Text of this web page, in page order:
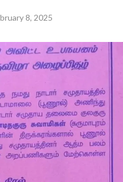
8, 2025